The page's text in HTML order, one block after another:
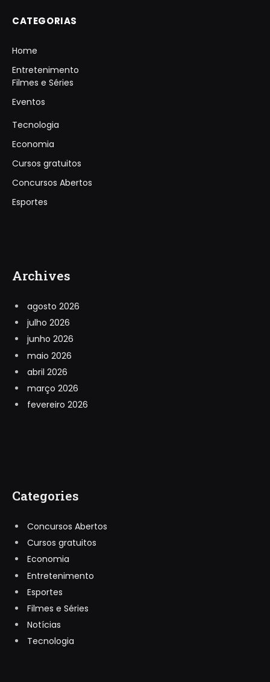
CATEGORIAS
Home
Entretenimento
Filmes e Séries
Eventos
Tecnologia
Economia
Cursos gratuitos
Concursos Abertos
Esportes
Archives
agosto 2026
julho 2026
junho 2026
maio 2026
abril 2026
março 2026
fevereiro 2026
Categories
Concursos Abertos
Cursos gratuitos
Economia
Entretenimento
Esportes
Filmes e Séries
Notícias
Tecnologia